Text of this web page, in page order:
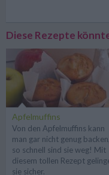
Diese Rezepte
Apfelmuffins
Von den Apfelmuffins kann
man gar nicht genug backen,
so schnell sind sie weg! Mit
diesem tollen Rezept
sie sicher.